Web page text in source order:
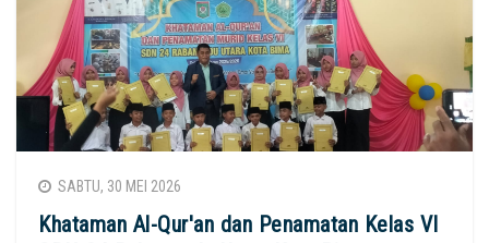
SABTU, 30 MEI 2026
Khataman Al-Qur'an dan Penamatan Kelas VI